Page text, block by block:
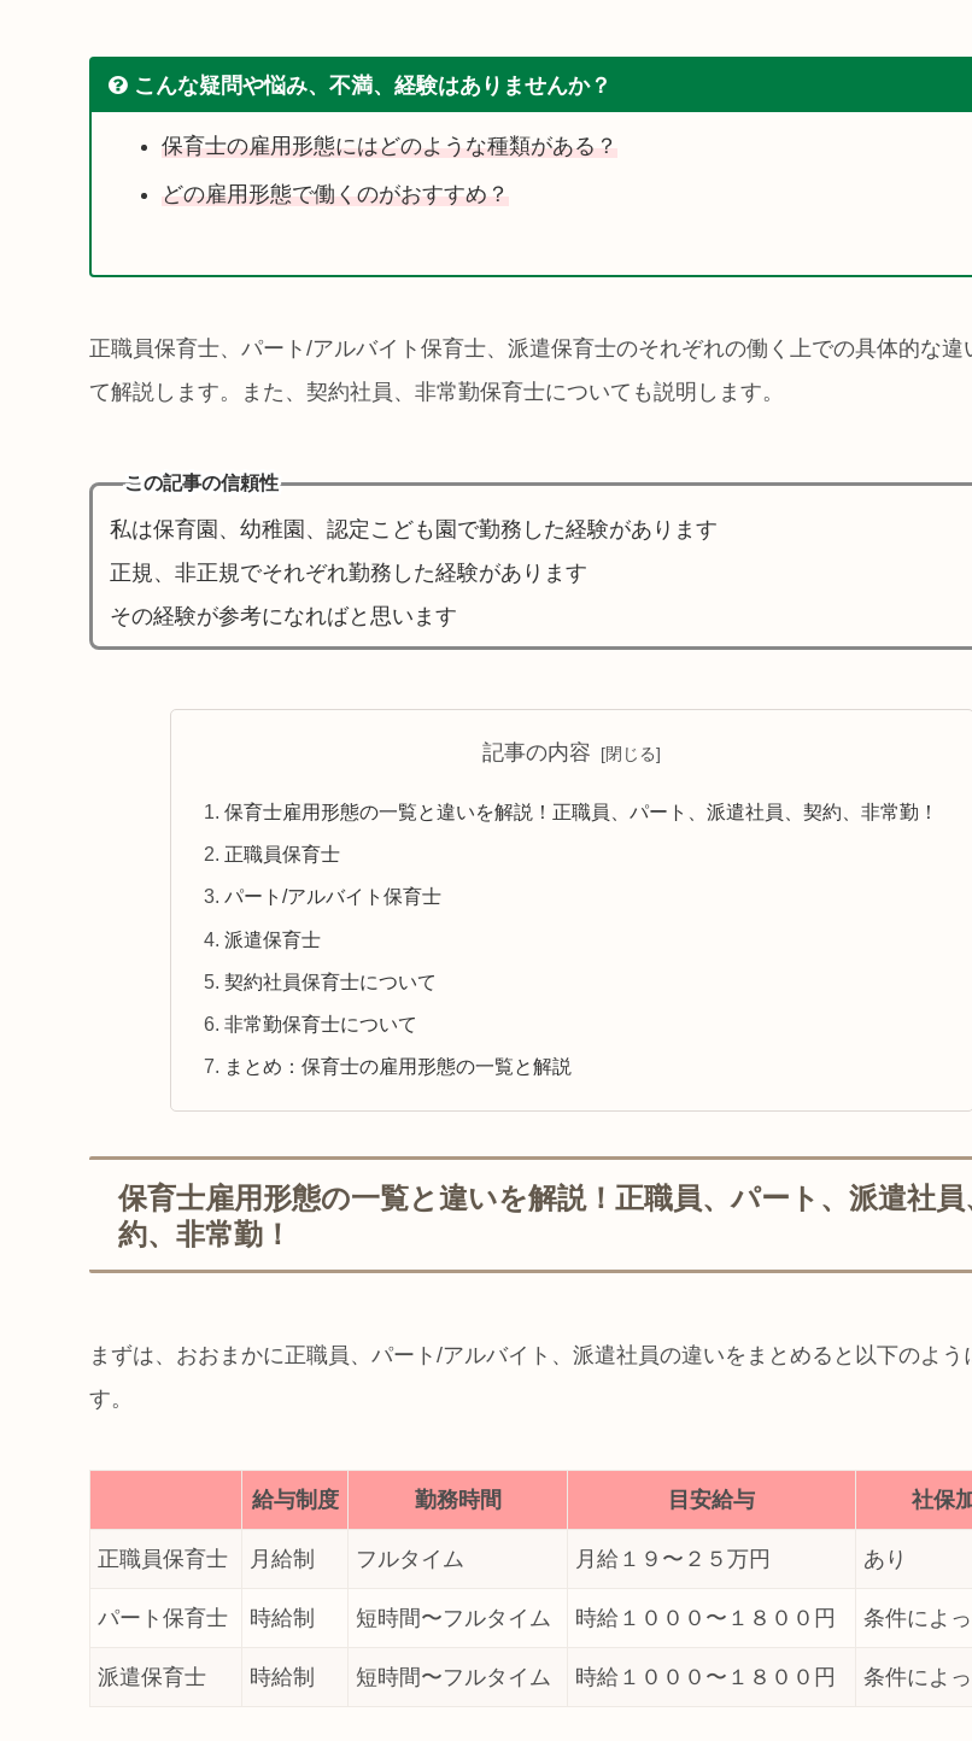
こんな疑問や悩み、不満、経験はありませんか？
保育士の雇用形態にはどのような種類がある？
どの雇用形態で働くのがおすすめ？
正職員保育士、パート/アルバイト保育士、派遣保育士のそれぞれの働く上での具体的な違
て解説します。また、契約社員、非常勤保育士についても説明します。
この記事の信頼性
私は保育園、幼稚園、認定こども園で勤務した経験があります
正規、非正規でそれぞれ勤務した経験があります
その経験が参考になればと思います
記事の内容
保育士雇用形態の一覧と違いを解説！正職員、パート、派遣社員、契約、非常勤！
正職員保育士
パート/アルバイト保育士
派遣保育士
契約社員保育士について
非常勤保育士について
まとめ：保育士の雇用形態の一覧と解説
保育士雇用形態の一覧と違いを解説！正職員、パート、派遣社員
約、非常勤！
まずは、おおまかに正職員、パート/アルバイト、派遣社員の違いをまとめると以下のよう
す。
給与制度 勤務時間 目安給与 社保
正職員保育士 月給制 フルタイム 月給１９〜２５万円 あり
パート保育士 時給制 短時間〜フルタイム 時給１０００〜１８００円 条件によ
派遣保育士 時給制 短時間〜フルタイム 時給１０００〜１８００円 条件によ